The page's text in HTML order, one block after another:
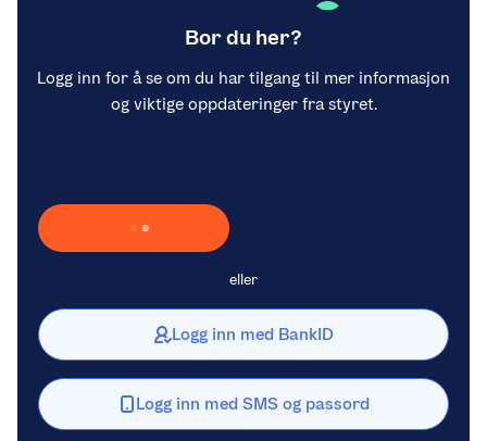
Bor du her?
Logg inn for å se om du har tilgang til mer informasjon
og viktige oppdateringer fra styret.
Laster inn Vipps …
eller
Logg inn med BankID
Logg inn med SMS og passord